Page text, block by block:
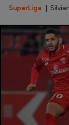
SuperLiga |